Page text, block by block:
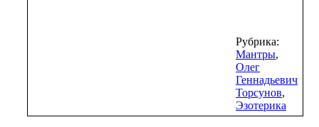
Рубрика:
Мантры,
Олег
Геннадьевич
Торсунов,
Эзотерика